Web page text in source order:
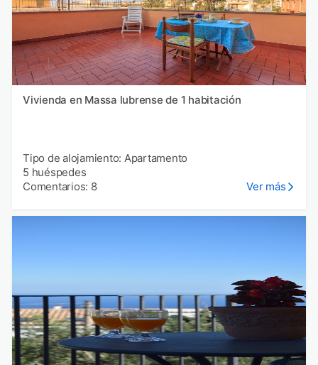
Vivienda en Massa lubrense de 1 habitación
Tipo de alojamiento: Apartamento
5 huéspedes
Comentarios: 8
Ver más